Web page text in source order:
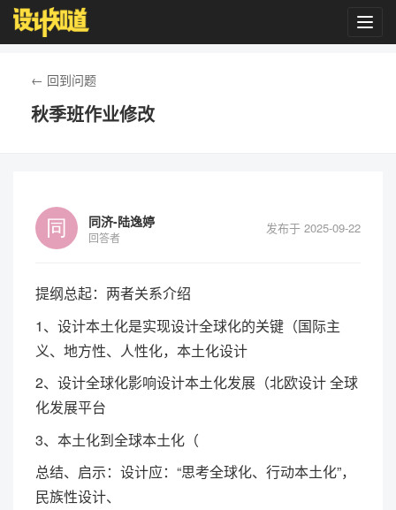
← 回到问题
秋季班作业修改
同济-陆逸婷
回答者
发布于 2025-09-22
提纲总起：两者关系介绍
1、设计本土化是实现设计全球化的关键（国际主
义、地方性、人性化，本土化设计
2、设计全球化影响设计本土化发展（北欧设计 全球
化发展平台
3、本土化到全球本土化（
总结、启示：设计应：“思考全球化、行动本土化”，
民族性设计、